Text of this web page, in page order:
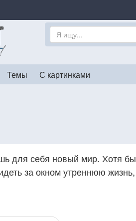
Темы С картинками
для себя новый мир. Хотя бы
за окном утреннюю жизнь,